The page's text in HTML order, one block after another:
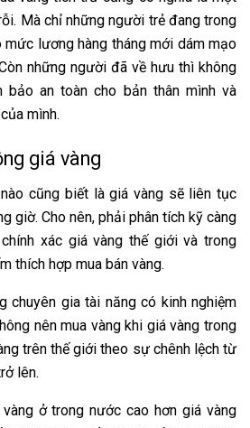
Mà chỉ những người trẻ đang trong
lương hàng tháng mới dám mạo
những người đã về hưu thì không
bảo an toàn cho bản thân mình và
mình.
giá vàng
cũng biết là giá vàng sẽ liên tục
giờ. Cho nên, phải phân tích kỹ càng
xác giá vàng thế giới và trong
thích hợp mua bán vàng.
chuyên gia tài năng có kinh nghiệm
nên mua vàng khi giá vàng trong
trên thế giới theo sự chênh lệch từ
lên.
ở trong nước cao hơn giá vàng